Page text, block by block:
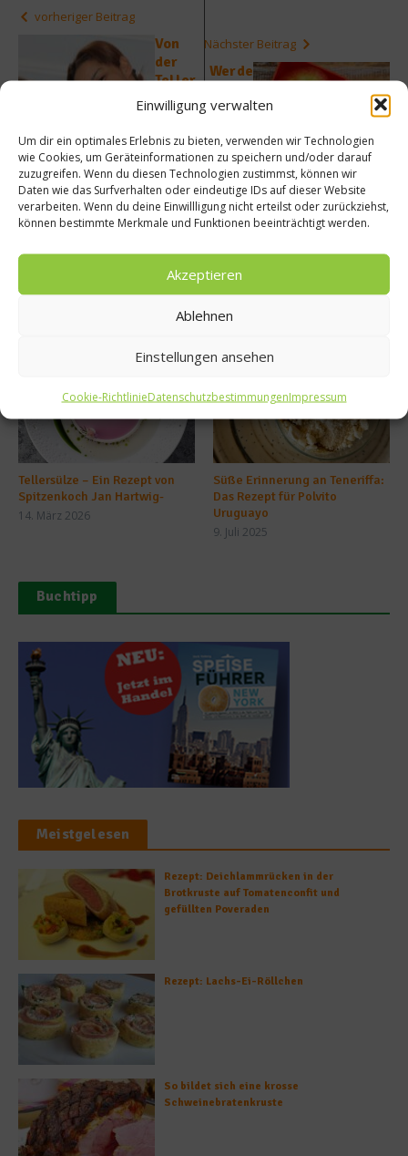
Einwilligung verwalten
Um dir ein optimales Erlebnis zu bieten, verwenden wir Technologien
wie Cookies, um Geräteinformationen zu speichern und/oder darauf
zuzugreifen. Wenn du diesen Technologien zustimmst, können wir
Daten wie das Surfverhalten oder eindeutige IDs auf dieser Website
verarbeiten. Wenn du deine Einwillligung nicht erteilst oder zurückziehst,
können bestimmte Merkmale und Funktionen beeinträchtigt werden.
Akzeptieren
Ablehnen
Einstellungen ansehen
Cookie-RichtlinieDatenschutzbestimmungenImpressum
vorheriger Beitrag
Von
der
Teller
wäsch
erin
zur
Sterne
-
Köchin
Nächster Beitrag
Werde
nbrot-
Tellersülze – Ein Rezept von
Spitzenkoch Jan Hartwig-
14. März 2026
Süße Erinnerung an Teneriffa:
Das Rezept für Polvito
Uruguayo
9. Juli 2025
Buchtipp
Meistgelesen
Rezept: Deichlammrücken in der
Brotkruste auf Tomatenconfit und
gefüllten Poveraden
Rezept: Lachs-Ei-Röllchen
So bildet sich eine krosse
Schweinebratenkruste